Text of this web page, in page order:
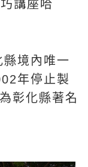
境內唯一
年停止製
彰化縣著名